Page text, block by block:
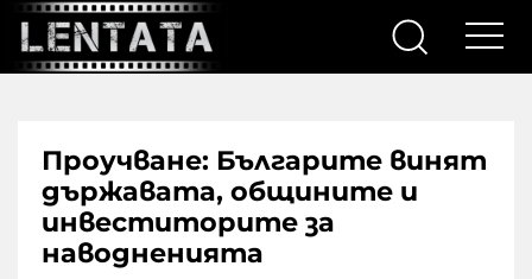
Проучване: Българите винят
държавата, общините и
инвеститорите за
наводненията